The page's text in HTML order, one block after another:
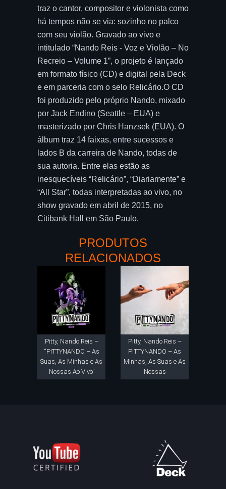
traz o cantor, compositor e violonista como
há tempos não se via: sozinho no palco
com seu violão. Gravado ao vivo e
intitulado “Nando Reis - Voz e Violão – No
Recreio – Volume 1”, o projeto é lançado
em formato físico (CD) e digital pela Deck
e em parceria com o selo Relicário.O CD
foi produzido pelo próprio Nando, mixado
por Jack Endino (Seattle – EUA) e
masterizado por Chris Hanzsek (EUA). O
álbum traz 14 faixas, entre sucessos e
lados B da carreira de Nando, todas de
sua autoria. Entre elas estão as
inesquecíveis “Relicário”, “Diariamente” e
“All Star”, todas interpretadas ao vivo, no
show gravado em abril de 2015, no
Citibank Hall em São Paulo.
PRODUTOS
RELACIONADOS
Pitty, Nando Reis –
“PITTYNANDO – As
Suas, As Minhas e As
Nossas Ao Vivo”
Pitty, Nando Reis –
PITTYNANDO – As
Minhas, As Suas e As
Nossas